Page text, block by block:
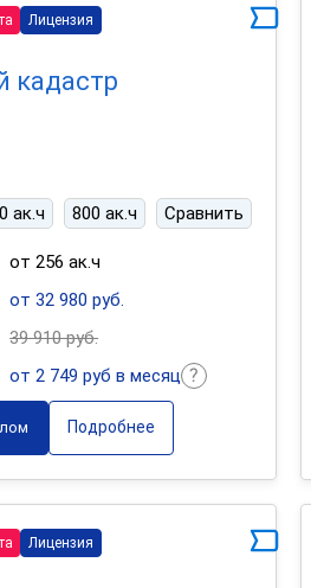
Лицензия
кадастр
ак.ч 800 ак.ч Сравнить
от 256 ак.ч
от 32 980 руб.
39 910 руб.
от 2 749 руб в месяц
Подробнее
Лицензия